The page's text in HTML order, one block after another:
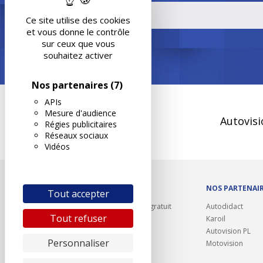
Ce site utilise des cookies
et vous donne le contrôle
sur ceux que vous
souhaitez activer
Nos partenaires (7)
APIs
Mesure d'audience
Régies publicitaires
Réseaux sociaux
Vidéos
Tout accepter
Tout refuser
Personnaliser
Rappel contrôle technique gratuit
Partenariats/Remises
Liens utiles
Contact
NOS
Autodidact
Karoil
Autovision PL
Motovision